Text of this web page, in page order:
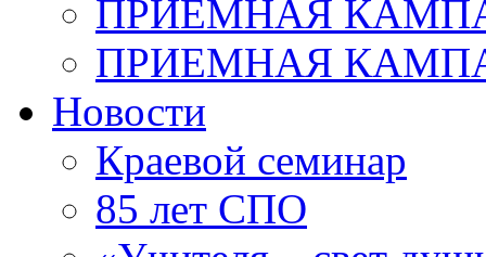
ПРИЕМНАЯ
ПРИЕМНАЯ
Новости
Краевой семинар
85 лет СПО